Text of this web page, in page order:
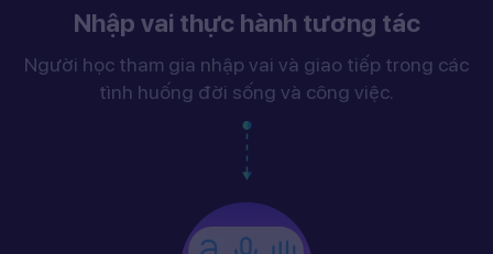
Nhập vai thực hành tương tác
Người học tham gia nhập vai và giao tiếp trong các
tình huống đời sống và công việc.